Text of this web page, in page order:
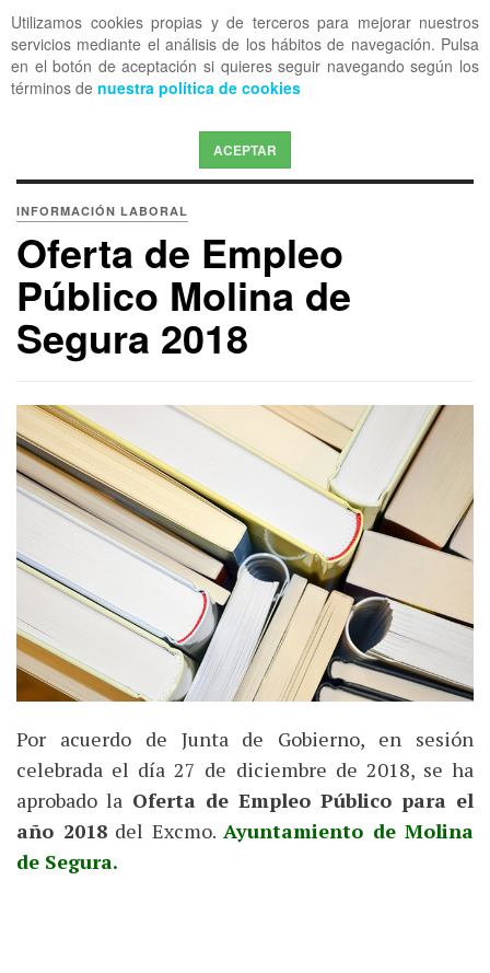
Utilizamos cookies propias y de terceros para mejorar nuestros
servicios mediante el análisis de los hábitos de navegación. Pulsa
en el botón de aceptación si quieres seguir navegando según los
términos de nuestra política de cookies
ACEPTAR
OFF CANVAS
INFORMACIÓN LABORAL
Oferta de Empleo
Público Molina de
Segura 2018
Por acuerdo de Junta de Gobierno, en sesión
celebrada el día 27 de diciembre de 2018, se ha
aprobado la Oferta de Empleo Público para el
año 2018del Excmo. Ayuntamiento de Molina
de Segura.